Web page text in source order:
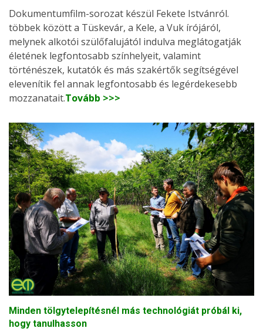
Dokumentumfilm-sorozat készül Fekete Istvánról.
többek között a Tüskevár, a Kele, a Vuk írójáról,
melynek alkotói szülőfalujától indulva meglátogatják
életének legfontosabb színhelyeit, valamint
történészek, kutatók és más szakértők segítségével
elevenítik fel annak legfontosabb és legérdekesebb
mozzanatait.Tovább >>>
Minden tölgytelepítésnél más technológiát próbál ki,
hogy tanulhasson